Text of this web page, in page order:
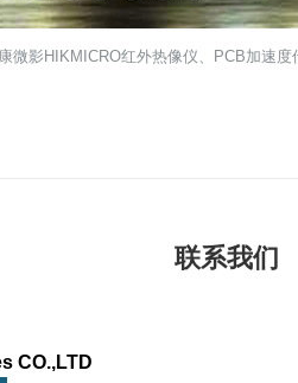
红外热像仪、PCB加速度传感器、
联系我们
CO.,LTD